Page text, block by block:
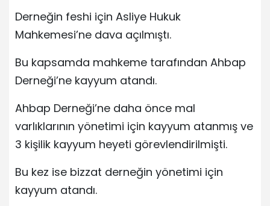
Derneğin feshi için Asliye Hukuk
Mahkemesi’ne dava açılmıştı.
Bu kapsamda mahkeme tarafından Ahbap
Derneği’ne kayyum atandı.
Ahbap Derneği’ne daha önce mal
varlıklarının yönetimi için kayyum atanmış ve
3 kişilik kayyum heyeti görevlendirilmişti.
Bu kez ise bizzat derneğin yönetimi için
kayyum atandı.